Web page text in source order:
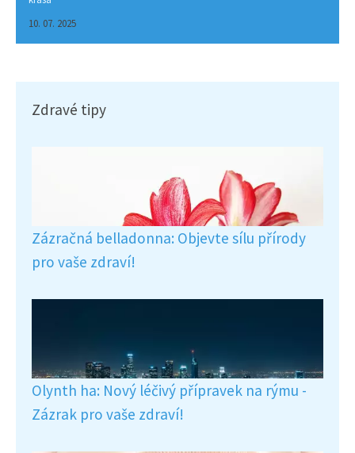
10. 07. 2025
Zdravé tipy
Zázračná belladonna: Objevte sílu přírody
pro vaše zdraví!
Olynth ha: Nový léčivý přípravek na rýmu -
Zázrak pro vaše zdraví!